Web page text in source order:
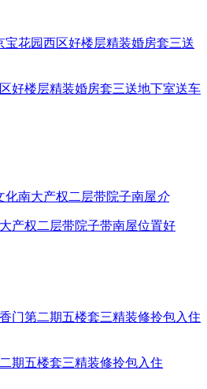
宝花园西区好楼层精装婚房套三送
好楼层精装婚房套三送地下室送车
化南大产权二层带院子南屋介
产权二层带院子带南屋位置好
门第二期五楼套三精装修拎包入住
期五楼套三精装修拎包入住